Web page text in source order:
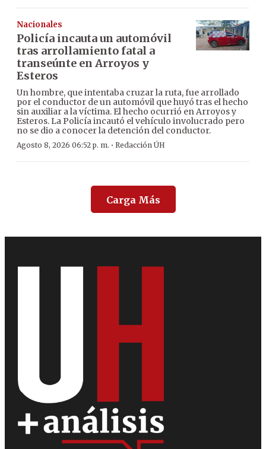
Nacionales
Policía incauta un automóvil
tras arrollamiento fatal a
transeúnte en Arroyos y
Esteros
Un hombre, que intentaba cruzar la ruta, fue arrollado
por el conductor de un automóvil que huyó tras el hecho
sin auxiliar a la víctima. El hecho ocurrió en Arroyos y
Esteros. La Policía incautó el vehículo involucrado pero
no se dio a conocer la detención del conductor.
Agosto 8, 2026 06:52 p. m. · Redacción ÚH
Carga Más